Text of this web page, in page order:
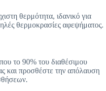
θερμότητα, ιδανικό για
θερμοκρασίες αφεψήματος.
το 90% του διαθέσιμου
και προσθέστε την απόλαυση